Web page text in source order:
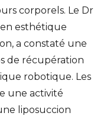
corporels. Le Dr
esthétique
a constaté une
de récupération
robotique. Les
une activité
liposuccion